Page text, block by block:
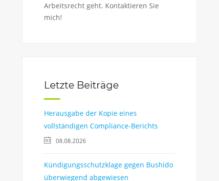
Arbeitsrecht geht. Kontaktieren Sie
mich!
Letzte Beiträge
Herausgabe der Kopie eines
vollständigen Compliance-Berichts
08.08.2026
Kündigungsschutzklage gegen Bushido
überwiegend abgewiesen